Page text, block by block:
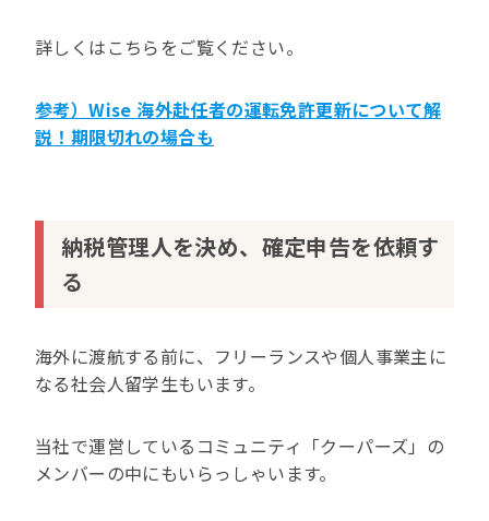
詳しくはこちらをご覧ください。
参考）Wise 海外赴任者の運転免許更新について解
説！期限切れの場合も
納税管理人を決め、確定申告を依頼す
る
海外に渡航する前に、フリーランスや個人事業主に
なる社会人留学生もいます。
当社で運営しているコミュニティ「クーパーズ」の
メンバーの中にもいらっしゃいます。